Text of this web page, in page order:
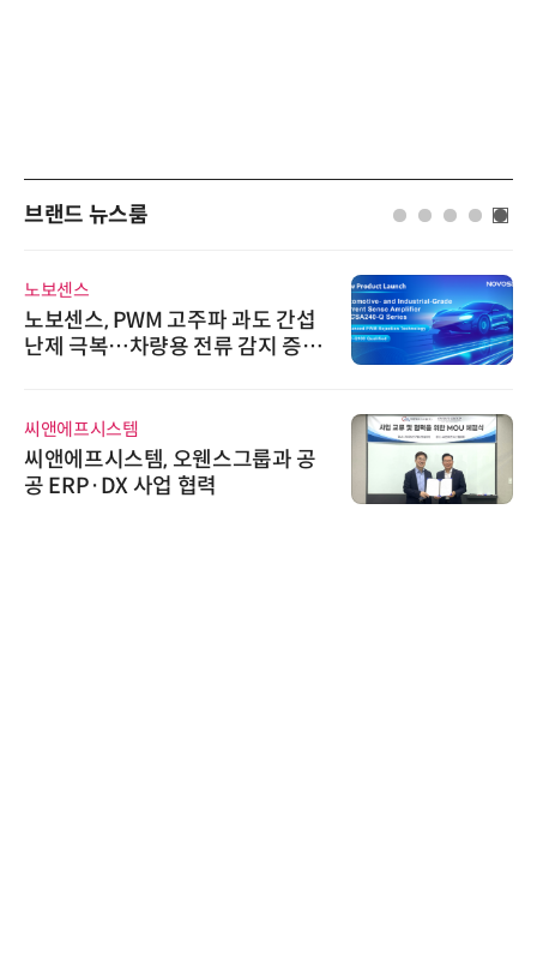
브랜드 뉴스룸
노보센스
노보센스, PWM 고주파 과도 간섭
난제 극복…차량용 전류 감지 증폭
씨앤에프시스템
씨앤에프시스템, 오웬스그룹과 공
공 ERP·DX 사업 협력